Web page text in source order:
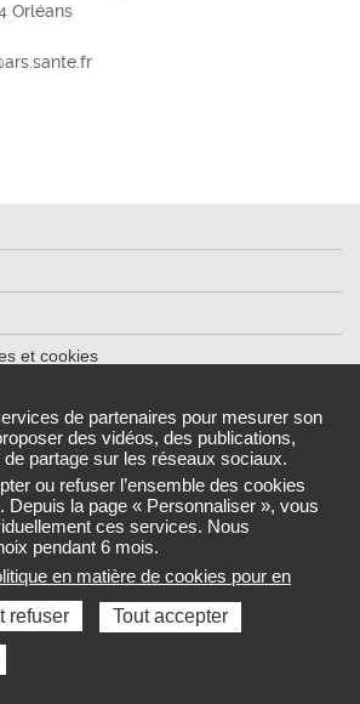
de partenaires pour mesurer son
des vidéos, des publications,
partage sur les réseaux sociaux.
ou refuser l’ensemble des cookies
Depuis la page « Personnaliser », vous
ces services. Nous
pendant 6 mois.
en matière de cookies pour en
refuser Tout accepter
Orléans
et cookies
conforme
pour accéder au site de votre Agence